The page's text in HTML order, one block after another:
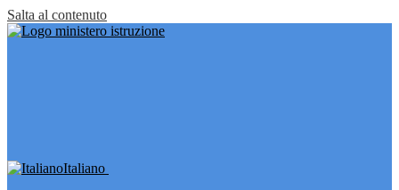
Salta al contenuto
Italiano